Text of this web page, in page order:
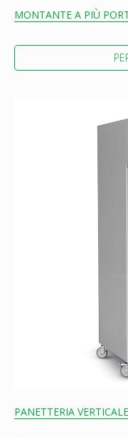
MONTANTE A PIÙ
PANETTERIA VERTICALE